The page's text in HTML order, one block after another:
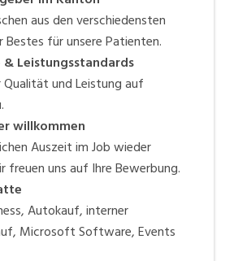
aus den verschiedensten
Bestes für unsere Patienten.
Leistungsstandards
und Leistung auf
willkommen
Auszeit im Job wieder
freuen uns auf Ihre Bewerbung.
Autokauf, interner
Microsoft Software, Events